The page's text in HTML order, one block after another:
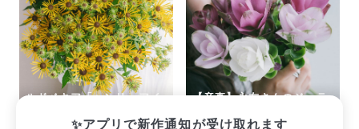
✨アプリで新作通知が受け取れます
ルドベキア「ヘンリーアイ
【産直】永友さんのジェラ